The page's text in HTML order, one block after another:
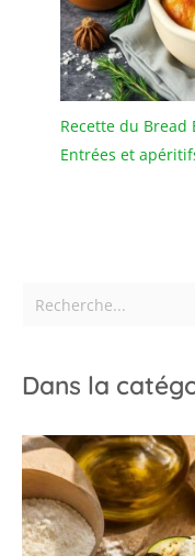
Recette du Bread
Entrées et
Dans la